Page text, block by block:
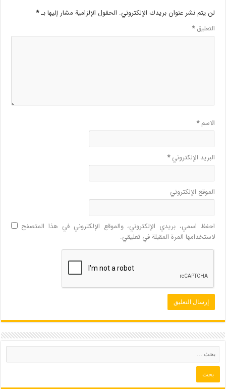
لن يتم نشر عنوان بريدك الإلكتروني. الحقول الإلزامية مشار إليها بـ*
التعليق*
الاسم*
البريد الإلكتروني*
الموقع الإلكتروني
احفظ اسمي، بريدي الإلكتروني، والموقع الإلكتروني في هذا المتصفح
لاستخدامها المرة المقبلة في تعليقي.